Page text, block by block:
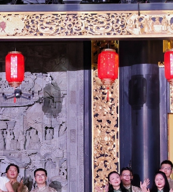
情況危急 鐵騎交警一路開道護送
掉很多老人的晚年健康